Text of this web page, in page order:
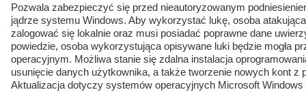
Pozwala zabezpieczyć się przed nieautoryzowanym
jądrze systemu Windows. Aby wykorzystać lukę, osoba
zalogować się lokalnie oraz musi posiadać poprawne dane
powiedzie, osoba wykorzystująca opisywane luki będzie mogła
operacyjnym. Możliwa stanie się zdalna instalacja
usunięcie danych użytkownika, a także tworzenie nowych kont z
Aktualizacja dotyczy systemów operacyjnych Microsoft Windows